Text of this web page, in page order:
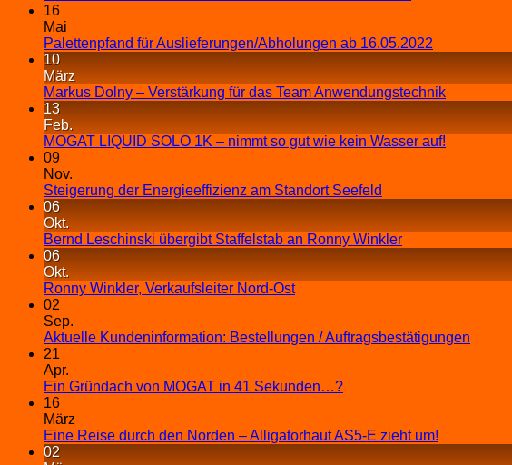
16
Mai
Palettenpfand für Auslieferungen/Abholungen ab 16.05.2022
10
März
Markus Dolny – Verstärkung für das Team Anwendungstechnik
13
Feb.
MOGAT LIQUID SOLO 1K – nimmt so gut wie kein Wasser auf!
09
Nov.
Steigerung der Energieeffizienz am Standort Seefeld
06
Okt.
Bernd Leschinski übergibt Staffelstab an Ronny Winkler
06
Okt.
Ronny Winkler, Verkaufsleiter Nord-Ost
02
Sep.
Aktuelle Kundeninformation: Bestellungen / Auftragsbestätigungen
21
Apr.
Ein Gründach von MOGAT in 41 Sekunden…?
16
März
Eine Reise durch den Norden – Alligatorhaut AS5-E zieht um!
02